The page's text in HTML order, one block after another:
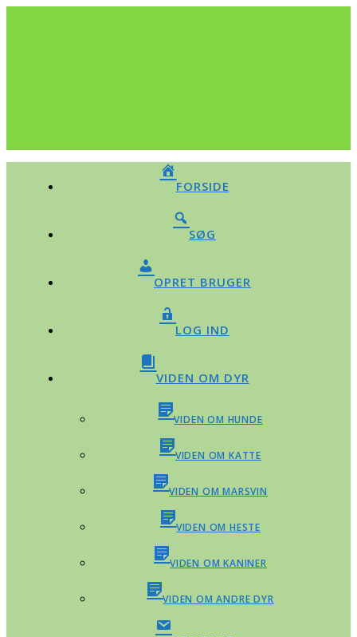
FORSIDE
SØG
OPRET BRUGER
LOG IND
VIDEN OM DYR
VIDEN OM HUNDE
VIDEN OM KATTE
VIDEN OM MARSVIN
VIDEN OM HESTE
VIDEN OM KANINER
VIDEN OM ANDRE DYR